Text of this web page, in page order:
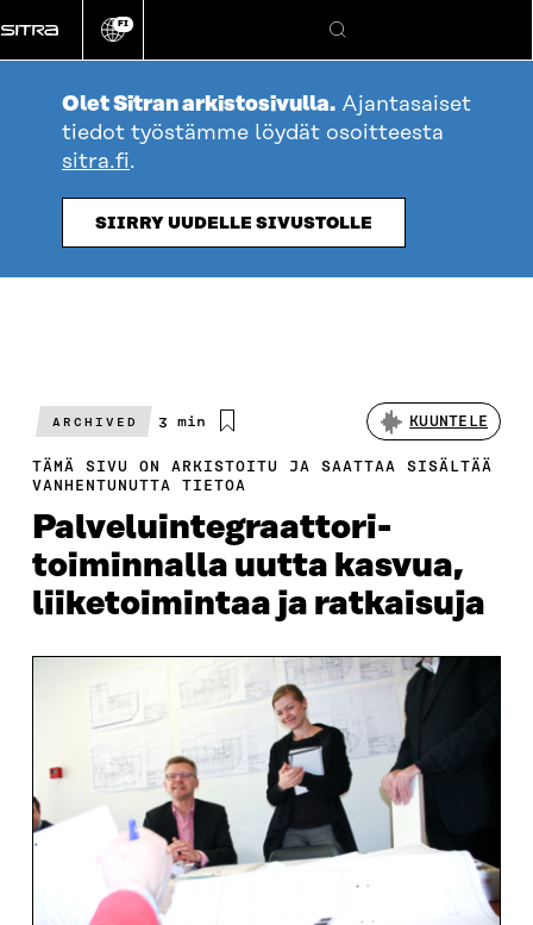
suoraan
sisältöön
Vaihda
kieli
FI
Hae
Olet Sitran arkistosivulla. Ajantasaiset
tiedot työstämme löydät osoitteesta
sitra.fi.
SIIRRY UUDELLE SIVUSTOLLE
ARCHIVED
Arvioitu
3 min KUUNTELE
TÄMÄ SIVU ON ARKISTOITU JA SAATTAA SISÄLTÄÄ
VANHENTUNUTTA TIETOA
Palveluintegraattori-
toiminnalla uutta kasvua,
liiketoimintaa ja ratkaisuja